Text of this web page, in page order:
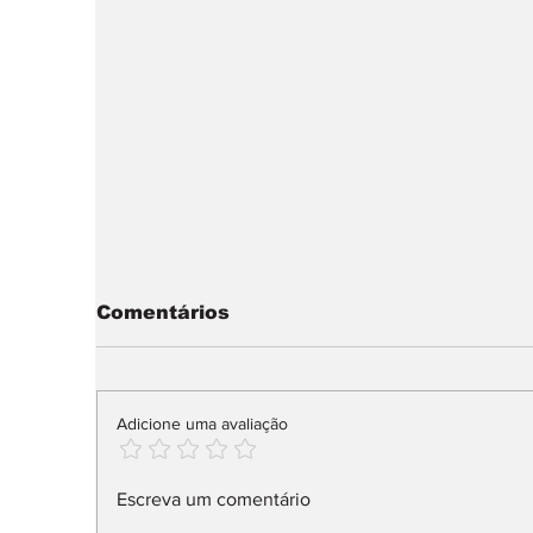
Audi Q9 SUV direto ao
Comentários
Adicione uma avaliação
Escreva um comentário